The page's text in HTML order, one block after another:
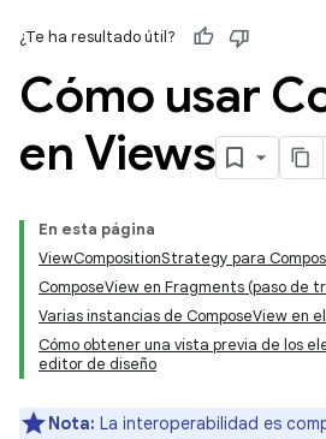
¿Te ha resultado útil?
Cómo usar
en Views
En esta página
ViewCompositionStrategy para
ComposeView en Fragments (paso de
Varias instancias de ComposeView en
Cómo obtener una vista previa de los
editor de diseño
Nota: La interoperabilidad es